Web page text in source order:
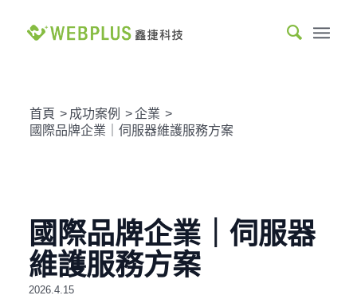
首頁 > 成功案例 > 企業 >
國際品牌企業｜伺服器維護服務方案
國際品牌企業｜伺服器
維護服務方案
2026.4.15